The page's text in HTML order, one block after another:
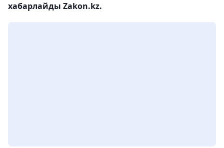
хабарлайды Zakon.kz.